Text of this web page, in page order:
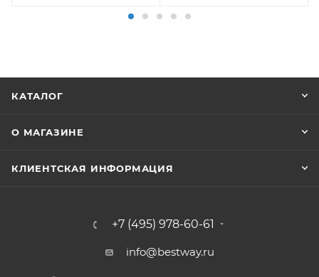
КАТАЛОГ
О МАГАЗИНЕ
КЛИЕНТСКАЯ ИНФОРМАЦИЯ
+7 (495) 978-60-61
info@bestway.ru